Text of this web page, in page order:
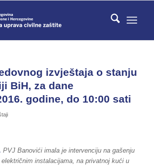
izvještaja o stanju
BiH, za dane
godine, do 10:00 sati
PVJ Banovići imala je intervenciju na gašenju
instalacijama, na privatnoj kući u